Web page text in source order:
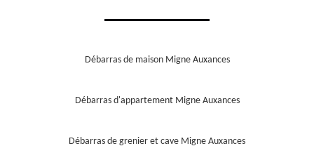
Débarras de maison Migne Auxances
Débarras d'appartement Migne Auxances
Débarras de grenier et cave Migne Auxances